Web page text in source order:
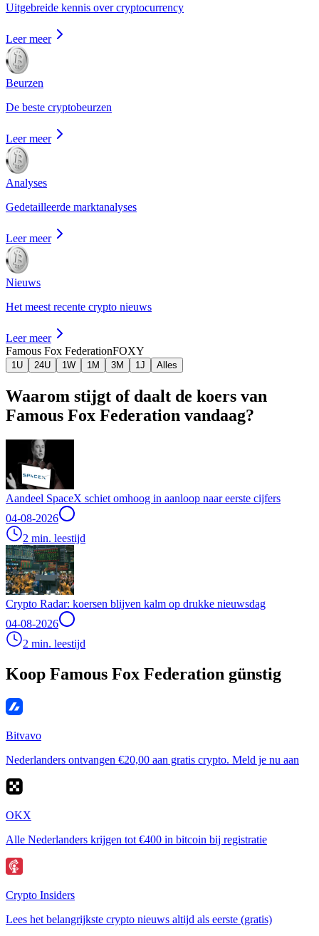
Uitgebreide kennis over cryptocurrency
Leer meer
Beurzen
De beste cryptobeurzen
Leer meer
Analyses
Gedetailleerde marktanalyses
Leer meer
Nieuws
Het meest recente crypto nieuws
Leer meer
Famous Fox FederationFOXY
1U 24U 1W 1M 3M 1J Alles
Waarom stijgt of daalt de koers van
Famous Fox Federation vandaag?
Aandeel SpaceX schiet omhoog in aanloop naar eerste cijfers
04-08-2026
2 min. leestijd
Crypto Radar: koersen blijven kalm op drukke nieuwsdag
04-08-2026
2 min. leestijd
Koop Famous Fox Federation günstig
Bitvavo
Nederlanders ontvangen €20,00 aan gratis crypto. Meld je nu aan
OKX
Alle Nederlanders krijgen tot €400 in bitcoin bij registratie
Crypto Insiders
Lees het belangrijkste crypto nieuws altijd als eerste (gratis)